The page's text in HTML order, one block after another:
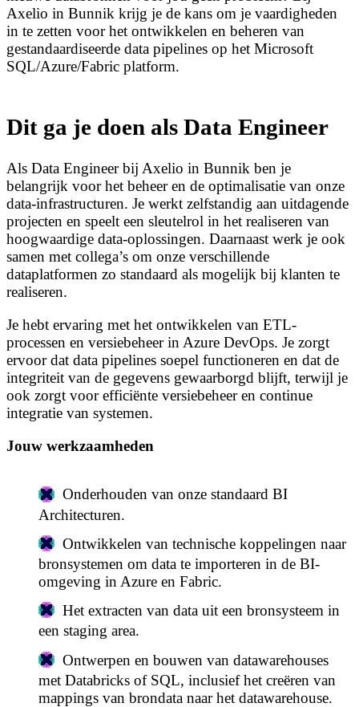
Axelio in Bunnik krijg je de kans om je vaardigheden
in te zetten voor het ontwikkelen en beheren van
gestandaardiseerde data pipelines op het Microsoft
SQL/Azure/Fabric platform.
Dit ga je doen als Data Engineer
Als Data Engineer bij Axelio in Bunnik ben je
belangrijk voor het beheer en de optimalisatie van onze
data-infrastructuren. Je werkt zelfstandig aan uitdagende
projecten en speelt een sleutelrol in het realiseren van
hoogwaardige data-oplossingen. Daarnaast werk je ook
samen met collega’s om onze verschillende
dataplatformen zo standaard als mogelijk bij klanten te
realiseren.
Je hebt ervaring met het ontwikkelen van ETL-
processen en versiebeheer in Azure DevOps. Je zorgt
ervoor dat data pipelines soepel functioneren en dat de
integriteit van de gegevens gewaarborgd blijft, terwijl je
ook zorgt voor efficiënte versiebeheer en continue
integratie van systemen.
Jouw werkzaamheden
Onderhouden van onze standaard BI
Architecturen.
Ontwikkelen van technische koppelingen naar
bronsystemen om data te importeren in de BI-
omgeving in Azure en Fabric.
Het extracten van data uit een bronsysteem in
een staging area.
Ontwerpen en bouwen van datawarehouses
met Databricks of SQL, inclusief het creëren van
mappings van brondata naar het datawarehouse.